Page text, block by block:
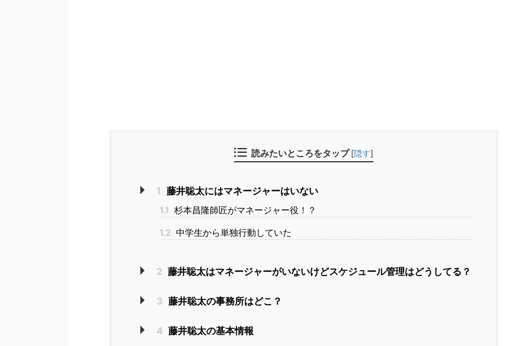
読みたいところをタップ [隠す]
1 藤井聡太にはマネージャーはいない
1.1 杉本昌隆師匠がマネージャー役！？
1.2 中学生から単独行動していた
2 藤井聡太はマネージャーがいないけどスケジュール管理はどうしてる？
3 藤井聡太の事務所はどこ？
4 藤井聡太の基本情報